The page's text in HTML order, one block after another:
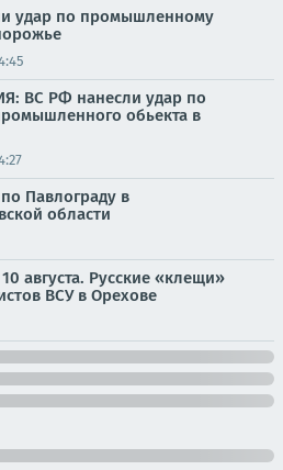
удар по промышленному
ВС РФ нанесли удар по
обьекта в
Павлограду в
области
августа. Русские «клещи»
ВСУ в Орехове